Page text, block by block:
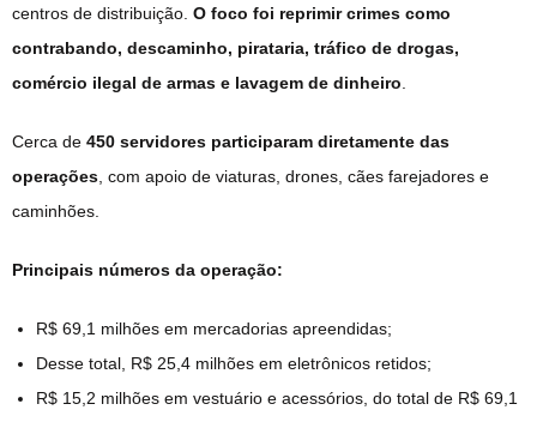
centros de distribuição. O foco foi reprimir crimes como
contrabando, descaminho, pirataria, tráfico de drogas,
comércio ilegal de armas e lavagem de dinheiro.
Cerca de 450 servidores participaram diretamente das
operações, com apoio de viaturas, drones, cães farejadores e
caminhões.
Principais números da operação:
R$ 69,1 milhões em mercadorias apreendidas;
Desse total, R$ 25,4 milhões em eletrônicos retidos;
R$ 15,2 milhões em vestuário e acessórios, do total de R$ 69,1